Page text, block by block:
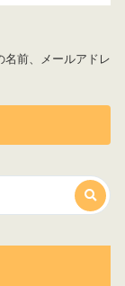
名前、メールアドレ